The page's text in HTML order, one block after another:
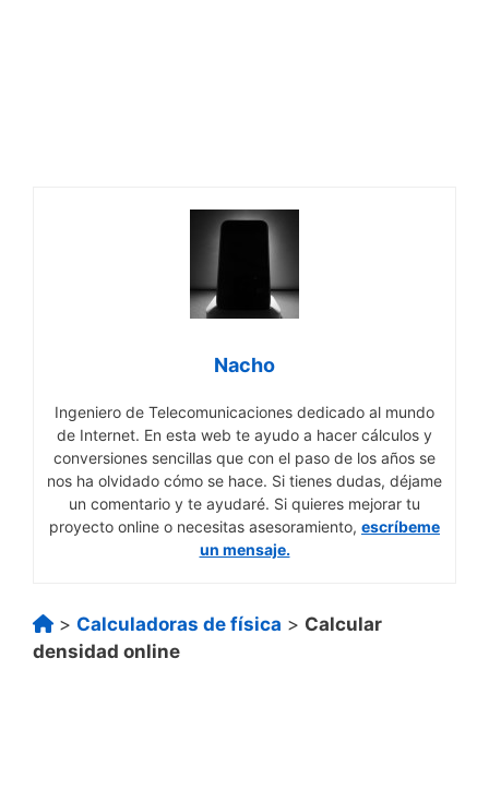
Nacho
Ingeniero de Telecomunicaciones dedicado al mundo
de Internet. En esta web te ayudo a hacer cálculos y
conversiones sencillas que con el paso de los años se
nos ha olvidado cómo se hace. Si tienes dudas, déjame
un comentario y te ayudaré. Si quieres mejorar tu
proyecto online o necesitas asesoramiento, escríbeme
un mensaje.
> Calculadoras de física > Calcular
densidad online